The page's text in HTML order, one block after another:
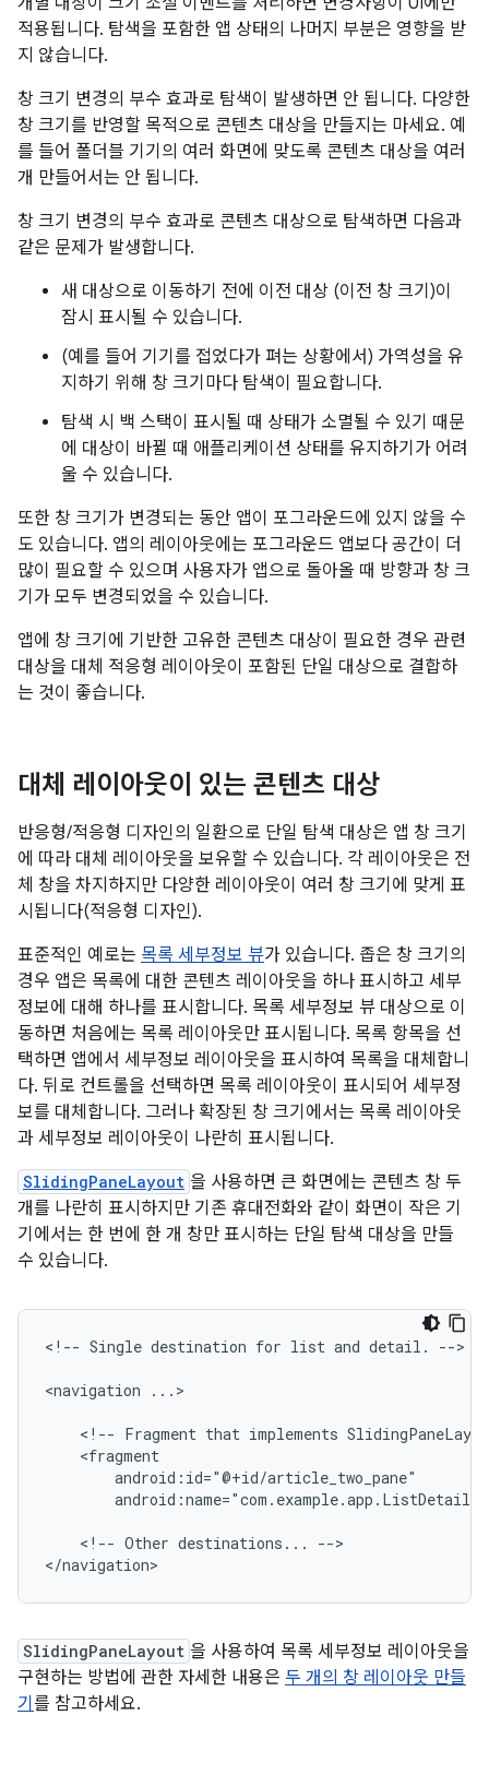
적용됩니다. 탐색을 포함한 앱 상태의 나머지 부분은 영향을 받
지 않습니다.
창 크기 변경의 부수 효과로 탐색이 발생하면 안 됩니다. 다양한
창 크기를 반영할 목적으로 콘텐츠 대상을 만들지는 마세요. 예
를 들어 폴더블 기기의 여러 화면에 맞도록 콘텐츠 대상을 여러
개 만들어서는 안 됩니다.
창 크기 변경의 부수 효과로 콘텐츠 대상으로 탐색하면 다음과
같은 문제가 발생합니다.
새 대상으로 이동하기 전에 이전 대상 (이전 창 크기)이
잠시 표시될 수 있습니다.
(예를 들어 기기를 접었다가 펴는 상황에서) 가역성을 유
지하기 위해 창 크기마다 탐색이 필요합니다.
탐색 시 백 스택이 표시될 때 상태가 소멸될 수 있기 때문
에 대상이 바뀔 때 애플리케이션 상태를 유지하기가 어려
울 수 있습니다.
또한 창 크기가 변경되는 동안 앱이 포그라운드에 있지 않을 수
도 있습니다. 앱의 레이아웃에는 포그라운드 앱보다 공간이 더
많이 필요할 수 있으며 사용자가 앱으로 돌아올 때 방향과 창 크
기가 모두 변경되었을 수 있습니다.
앱에 창 크기에 기반한 고유한 콘텐츠 대상이 필요한 경우 관련
대상을 대체 적응형 레이아웃이 포함된 단일 대상으로 결합하
는 것이 좋습니다.
대체 레이아웃이 있는 콘텐츠 대상
반응형/적응형 디자인의 일환으로 단일 탐색 대상은 앱 창 크기
에 따라 대체 레이아웃을 보유할 수 있습니다. 각 레이아웃은 전
체 창을 차지하지만 다양한 레이아웃이 여러 창 크기에 맞게 표
시됩니다(적응형 디자인).
표준적인 예로는 목록 세부정보 뷰가 있습니다. 좁은 창 크기의
경우 앱은 목록에 대한 콘텐츠 레이아웃을 하나 표시하고 세부
정보에 대해 하나를 표시합니다. 목록 세부정보 뷰 대상으로 이
동하면 처음에는 목록 레이아웃만 표시됩니다. 목록 항목을 선
택하면 앱에서 세부정보 레이아웃을 표시하여 목록을 대체합니
다. 뒤로 컨트롤을 선택하면 목록 레이아웃이 표시되어 세부정
보를 대체합니다. 그러나 확장된 창 크기에서는 목록 레이아웃
과 세부정보 레이아웃이 나란히 표시됩니다.
SlidingPaneLayout 을 사용하면 큰 화면에는 콘텐츠 창 두
개를 나란히 표시하지만 기존 휴대전화와 같이 화면이 작은 기
기에서는 한 번에 한 개 창만 표시하는 단일 탐색 대상을 만들
수 있습니다.
<!-- Single destination for list and detail. -->
<navigation ...>
<!-- Fragment that implements
<!-- Other destinations...
-->
SlidingPaneLayout 을 사용하여 목록 세부정보 레이아웃을
구현하는 방법에 관한 자세한 내용은 두 개의 창 레이아웃 만들
기 를 참고하세요.